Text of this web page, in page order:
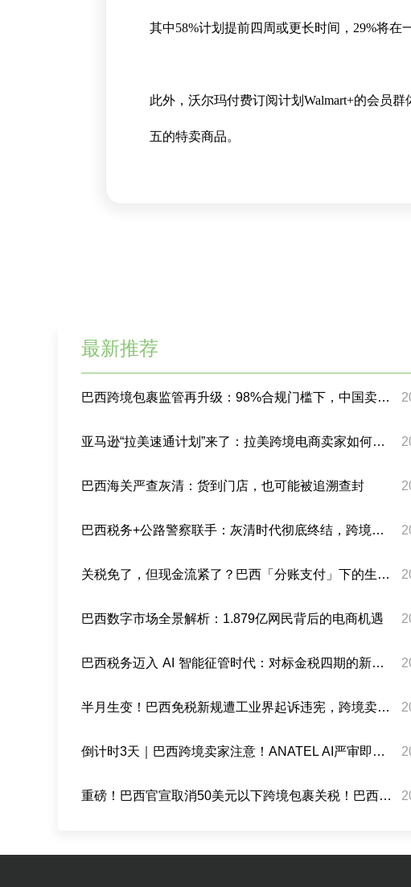
其中58%计划提前四周或更长时间，29%将在
此外，沃尔玛付费订阅计划Walmart+的会员
五的特卖商品。
最新推荐
巴西跨境包裹监管再升级：98%合规门槛下，中国卖家要注意什么？
亚马逊“拉美速通计划”来了：拉美跨境电商卖家如何接住这波增长？
巴西海关严查灰清：货到门店，也可能被追溯查封
巴西税务+公路警察联手：灰清时代彻底终结，跨境卖家如何守住利润
关税免了，但现金流紧了？巴西「分账支付」下的生存指南
巴西数字市场全景解析：1.879亿网民背后的电商机遇
巴西税务迈入 AI 智能征管时代：对标金税四期的新型税控模式解析！
半月生变！巴西免税新规遭工业界起诉违宪，跨境卖家如何稳住利润？
倒计时3天｜巴西跨境卖家注意！ANATEL AI严审即将启动，如何避免货物被卡？
重磅！巴西官宣取消50美元以下跨境包裹关税！巴西跨境卖家或迎来大利好